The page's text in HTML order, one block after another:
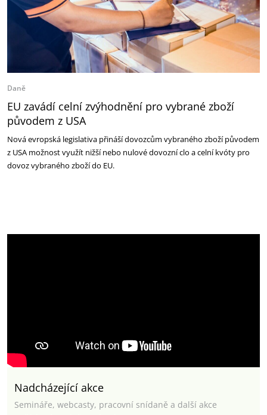
Daně
EU zavádí celní zvýhodnění pro vybrané zboží
původem z USA
Nová evropská legislativa přináší dovozcům vybraného zboží původem
z USA možnost využít nižší nebo nulové dovozní clo a celní kvóty pro
dovoz vybraného zboží do EU.
Nadcházející akce
Semináře, webcasty, pracovní snídaně a další akce